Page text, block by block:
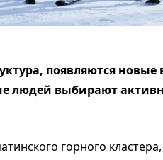
появляются
людей выбирают
горного